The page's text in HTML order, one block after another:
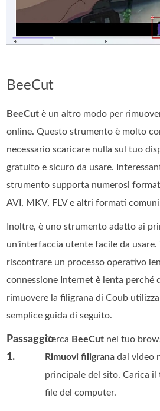
BeeCut
BeeCut è un altro modo per
online. Questo strumento è molto
necessario scaricare nulla sul tuo
gratuito e sicuro da usare.
strumento supporta numerosi
AVI, MKV, FLV e altri formati
Inoltre, è uno strumento adatto ai
un'interfaccia utente facile da usare.
riscontrare un processo operativo
connessione Internet è lenta perché
rimuovere la filigrana di Coub
semplice guida di seguito.
Passaggio
1.
Cerca BeeCut nel tuo
Rimuovi filigrana dal video
principale del sito. Carica
file del computer.